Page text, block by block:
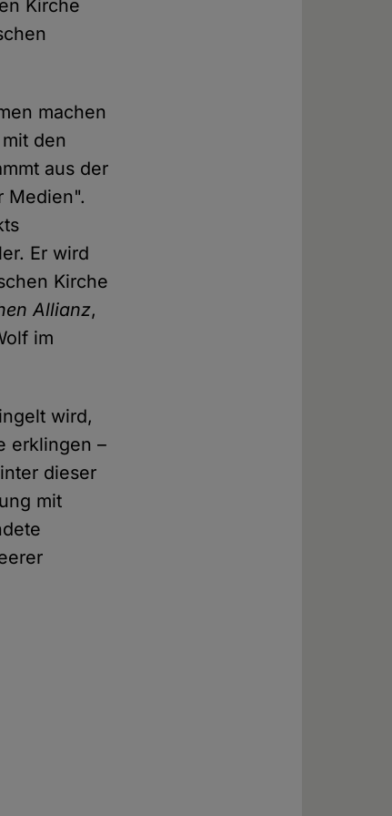
Kirche
machen
den
aus der
Medien".
Er wird
Kirche
Allianz,
im
wird,
erklingen –
dieser
mit